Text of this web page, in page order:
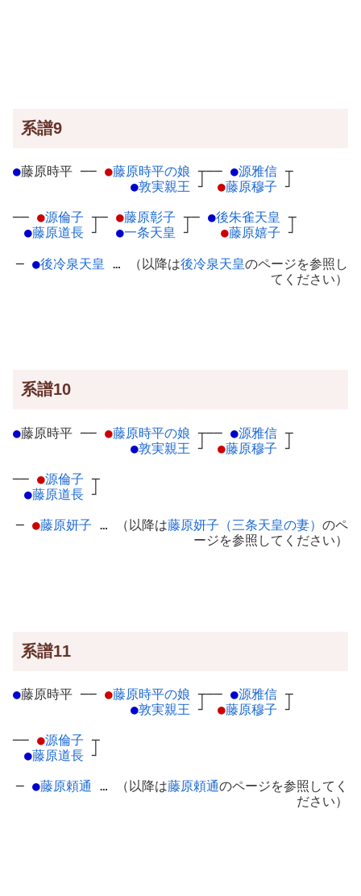
系譜9
●藤原時平 ── ●藤原時平の娘 ┬
●敦実親王 ┘
── ●源雅信 ┬
●藤原穆子 ┘
── ●源倫子 ┬
●藤原道長 ┘
─ ●藤原彰子 ┬
●一条天皇 ┘
─ ●後朱雀天皇 ┬
●藤原嬉子 ┘
─ ●後冷泉天皇 … （以降は後冷泉天皇のページを参照し
てください）
系譜10
●藤原時平 ── ●藤原時平の娘 ┬
●敦実親王 ┘
── ●源雅信 ┬
●藤原穆子 ┘
── ●源倫子 ┬
●藤原道長 ┘
─ ●藤原妍子 … （以降は藤原妍子（三条天皇の妻） のペ
ージを参照してください）
系譜11
●藤原時平 ── ●藤原時平の娘 ┬
●敦実親王 ┘
── ●源雅信 ┬
●藤原穆子 ┘
── ●源倫子 ┬
●藤原道長 ┘
─ ●藤原頼通 … （以降は藤原頼通のページを参照してく
ださい）